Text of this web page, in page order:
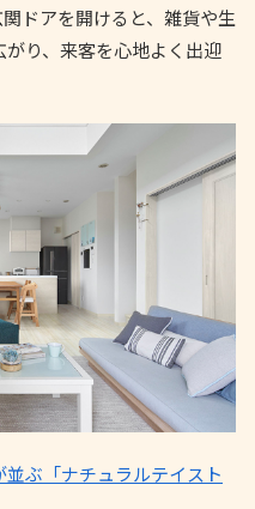
ドアを開けると、雑貨や生
り、来客を心地よく出迎
ぶ「ナチュラルテイスト